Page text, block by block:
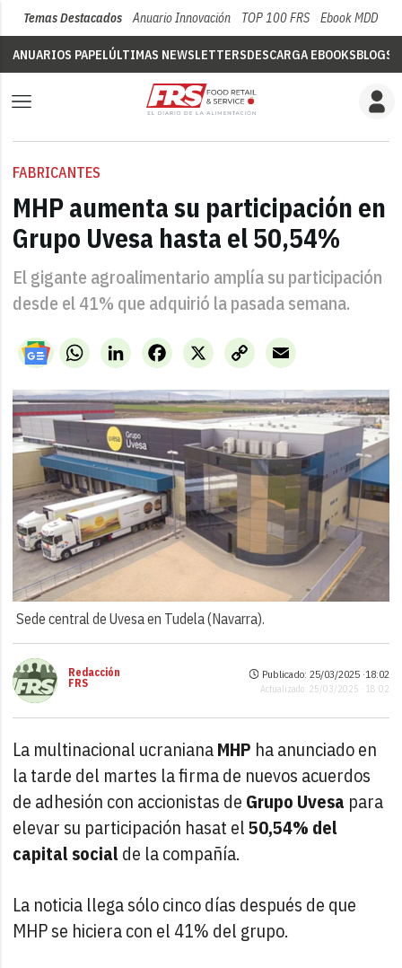
Temas Destacados Anuario Innovación TOP 100 FRS Ebook MDD
ANUARIOS PAPELÚLTIMAS NEWSLETTERSDESCARGA EBOOKSBLOGS
FABRICANTES
MHP aumenta su participación en
Grupo Uvesa hasta el 50,54%
El gigante agroalimentario amplía su participación
desde el 41% que adquirió la pasada semana.
WhatsAppLinkedIn X
Facebook
Copy
Link
Email
Sede central de Uvesa en Tudela (Navarra).
Redacción
FRS
Publicado: 25/03/2025 ·18:02
Actualizado: 25/03/2025 · 18:02
La multinacional ucranianaMHP ha anunciado en
la tarde del martes la firma de nuevos acuerdos
de adhesión con accionistas de Grupo Uvesa para
elevar su participación hasat el50,54% del
capital socialde la compañía.
La noticia llega sólo cinco días después de que
MHP se hiciera con el 41% del grupo.